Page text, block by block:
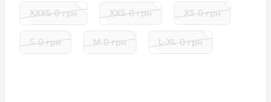
S 0грн 0 грн L-XL 0 грн